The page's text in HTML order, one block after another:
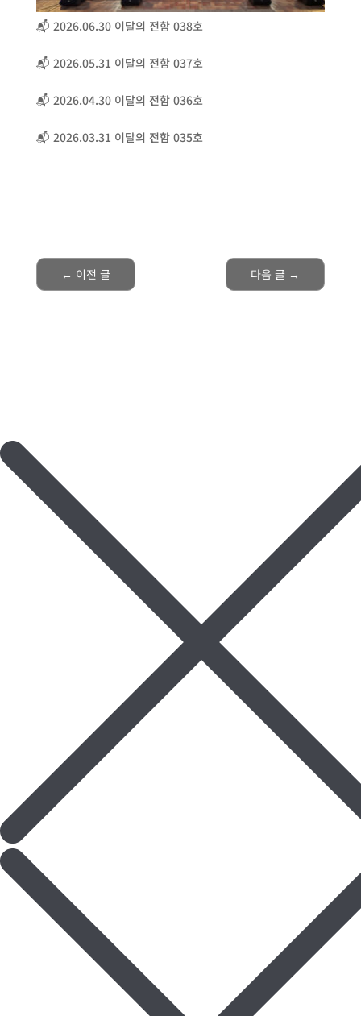
📬 2026.06.30 이달의 전함 038호
📬 2026.05.31 이달의 전함 037호
📬 2026.04.30 이달의 전함 036호
📬 2026.03.31 이달의 전함 035호
← 이전 글 다음 글 →